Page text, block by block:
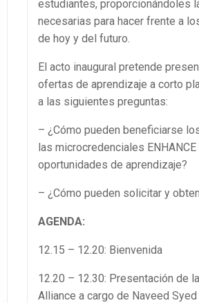
estudiantes, proporcionándoles
necesarias para hacer frente a
de hoy y del futuro.
El acto inaugural pretende
ofertas de aprendizaje a corto
a las siguientes preguntas:
– ¿Cómo pueden beneficiarse
las microcredenciales
oportunidades de aprendizaje?
– ¿Cómo pueden solicitar y
AGENDA:
12.15 – 12.20: Bienvenida
12.20 – 12.30: Presentación de
Alliance a cargo de Naveed